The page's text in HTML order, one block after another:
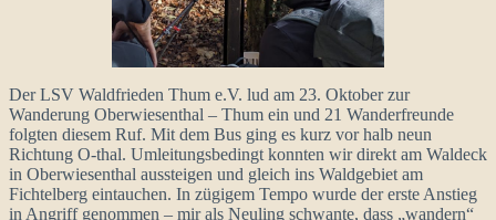
Der LSV Waldfrieden Thum e.V. lud am 23. Oktober zur
Wanderung Oberwiesenthal – Thum ein und 21 Wanderfreunde
folgten diesem Ruf. Mit dem Bus ging es kurz vor halb neun
Richtung O-thal. Umleitungsbedingt konnten wir direkt am Waldeck
in Oberwiesenthal aussteigen und gleich ins Waldgebiet am
Fichtelberg eintauchen. In zügigem Tempo wurde der erste Anstieg
in Angriff genommen – mir als Neuling schwante, dass „wandern“